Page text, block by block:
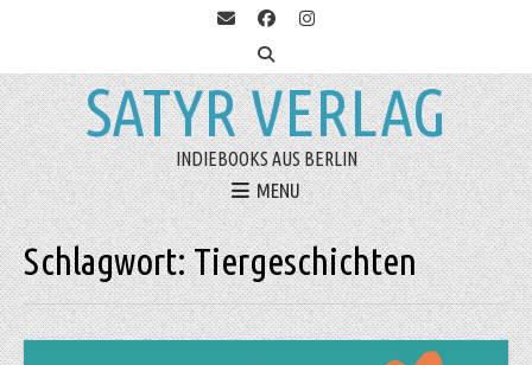
SATYR VERLAG
INDIEBOOKS AUS BERLIN
MENU
Schlagwort:Tiergeschichten